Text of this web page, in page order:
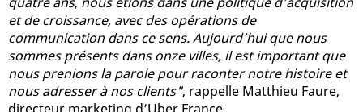
et de croissance, avec des opérations de
communication dans ce sens. Aujourd’hui que nous
sommes présents dans onze villes, il est important que
nous prenions la parole pour raconter notre histoire et
nous adresser à nos clients", rappelle Matthieu Faure,